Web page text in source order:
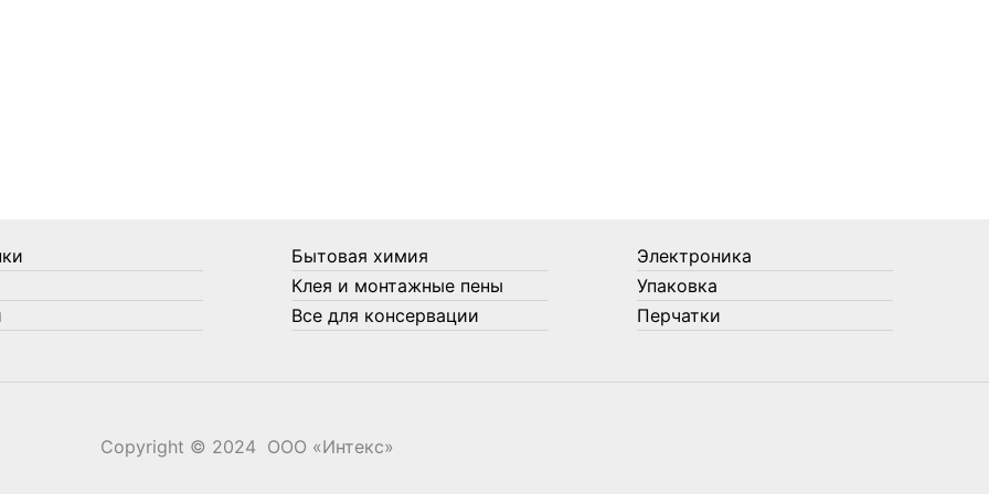
Бытовая химия
Клея и монтажные пены
Все для консервации
Электроника
Упаковка
Перчатки
Copyright © 2024 ООО «‎Интекс»‎